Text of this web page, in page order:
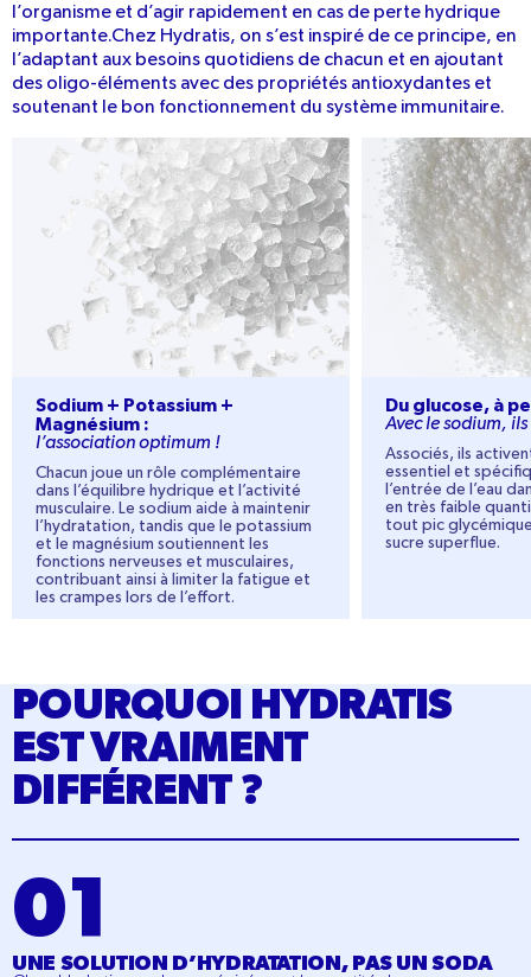
l’organisme et d’agir rapidement en cas de perte hydrique
importante.Chez Hydratis, on s’est inspiré de ce principe, en
l’adaptant aux besoins quotidiens de chacun et en ajoutant
des oligo-éléments avec des propriétés antioxydantes et
soutenant le bon fonctionnement du système immunitaire.
Sodium + Potassium + Magnésium :
Sodium + Potassium +
Magnésium :
l’association optimum !
Chacun joue un rôle complémentaire
dans l’équilibre hydrique et l’activité
musculaire. Le sodium aide à maintenir
l’hydratation, tandis que le potassium
et le magnésium soutiennent les
fonctions nerveuses et musculaires,
contribuant ainsi à limiter la fatigue et
les crampes lors de l’effort.
Du glucose, à
Du glucose, à
Avec le sodium,
Associés, ils
essentiel et
l’entrée de l’eau
en très faible
tout pic
sucre superflue.
POURQUOI HYDRATIS
EST VRAIMENT
DIFFÉRENT ?
UNE SOLUTION D’HYDRATATION, PAS UN SODA